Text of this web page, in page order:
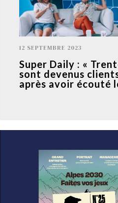
12 SEPTEMBRE 2023
Super Daily : «
sont devenus
après avoir écouté